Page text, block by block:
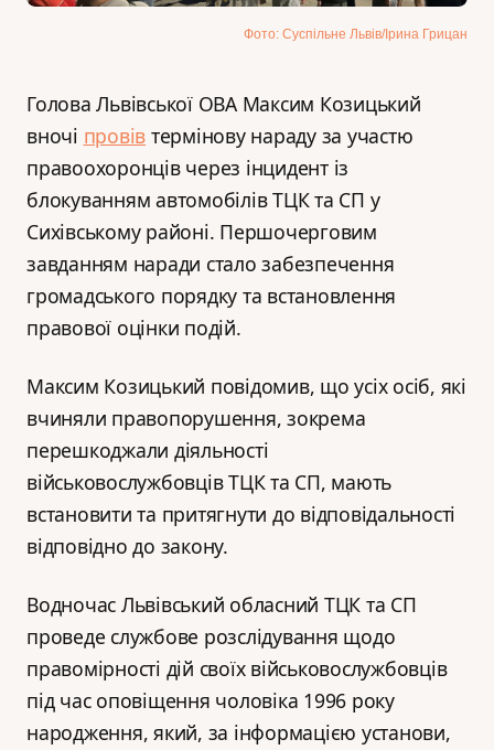
Фото: Суспільне Львів/Ірина Грицан
Голова Львівської ОВА Максим Козицький
вночі провів термінову нараду за участю
правоохоронців через інцидент із
блокуванням автомобілів ТЦК та СП у
Сихівському районі. Першочерговим
завданням наради стало забезпечення
громадського порядку та встановлення
правової оцінки подій.
Максим Козицький повідомив, що усіх осіб, які
вчиняли правопорушення, зокрема
перешкоджали діяльності
військовослужбовців ТЦК та СП, мають
встановити та притягнути до відповідальності
відповідно до закону.
Водночас Львівський обласний ТЦК та СП
проведе службове розслідування щодо
правомірності дій своїх військовослужбовців
під час оповіщення чоловіка 1996 року
народження, який, за інформацією установи,